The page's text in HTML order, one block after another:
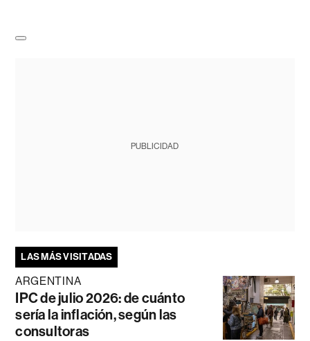
PUBLICIDAD
LAS MÁS VISITADAS
ARGENTINA
IPC de julio 2026: de cuánto
sería la inflación, según las
consultoras